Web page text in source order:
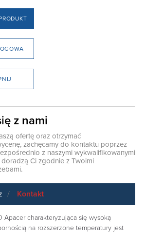
z nami
ofertę oraz otrzymać
zachęcamy do kontaktu poprzez
z naszymi wykwalifikowanymi
Ci zgodnie z Twoimi
Kontakt
Apacer charakteryzująca się wysoką
na rozszerzone temperatury jest